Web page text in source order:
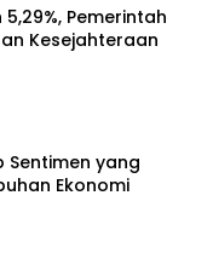
Pemerintah
Kesejahteraan
Sentimen yang
Ekonomi